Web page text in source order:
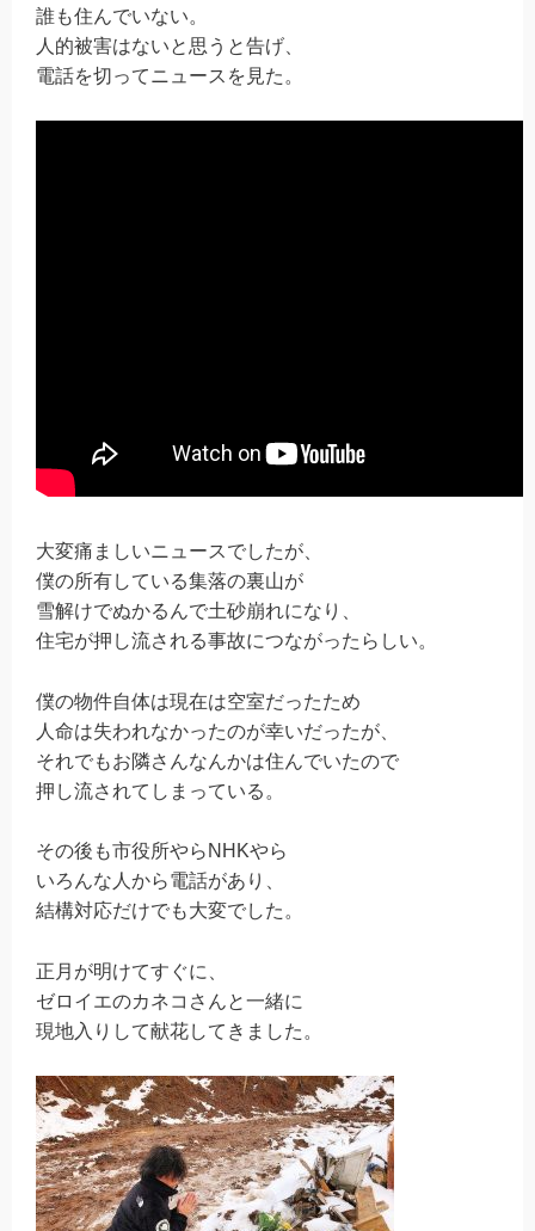
誰も住んでいない。
人的被害はないと思うと告げ、
電話を切ってニュースを見た。
大変痛ましいニュースでしたが、
僕の所有している集落の裏山が
雪解けでぬかるんで土砂崩れになり、
住宅が押し流される事故につながったらしい。
僕の物件自体は現在は空室だったため
人命は失われなかったのが幸いだったが、
それでもお隣さんなんかは住んでいたので
押し流されてしまっている。
その後も市役所やらNHKやら
いろんな人から電話があり、
結構対応だけでも大変でした。
正月が明けてすぐに、
ゼロイエのカネコさんと一緒に
現地入りして献花してきました。